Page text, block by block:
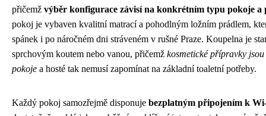
přičemž výběr konfigurace závisí na konkrétním typu pokoje a
pokoj je vybaven kvalitní matrací a pohodlným ložním prádlem,
spánek i po náročném dni stráveném v rušné Praze. Koupelna je
sprchovým koutem nebo vanou, přičemž kosmetické přípravky
pokoje a hosté tak nemusí zapomínat na základní toaletní potřeby.
Každý pokoj samozřejmě disponuje bezplatným připojením k